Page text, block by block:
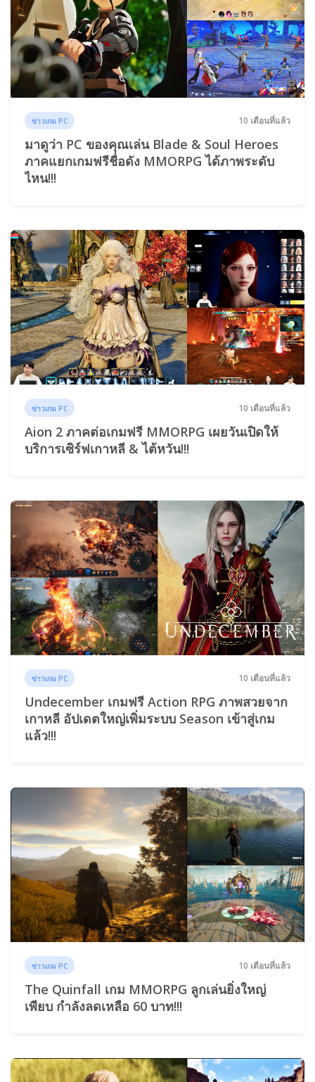
ข่าวเกม PC 10 เดือนที่แล้ว
มาดูว่า PC ของคุณเล่น Blade & Soul Heroes
ภาคแยกเกมฟรีชื่อดัง MMORPG ได้ภาพระดับ
ไหน!!!
ข่าวเกม PC 10 เดือนที่แล้ว
Aion 2 ภาคต่อเกมฟรี MMORPG เผยวันเปิดให้
บริการเซิร์ฟเกาหลี & ไต้หวัน!!!
ข่าวเกม PC 10 เดือนที่แล้ว
Undecember เกมฟรี Action RPG ภาพสวยจาก
เกาหลี อัปเดตใหญ่เพิ่มระบบ Season เข้าสู่เกม
แล้ว!!!
ข่าวเกม PC 10 เดือนที่แล้ว
The Quinfall เกม MMORPG ลูกเล่นยิ่งใหญ่
เพียบ กำลังลดเหลือ 60 บาท!!!